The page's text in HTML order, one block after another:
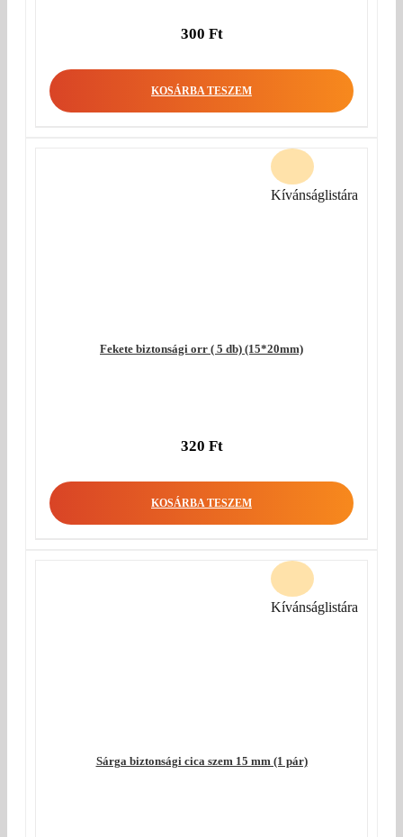
300 Ft
KOSÁRBA TESZEM
Fekete biztonsági orr ( 5 db) (15*20mm)
320 Ft
KOSÁRBA TESZEM
Kívánságlistára
Sárga biztonsági cica szem 15 mm (1 pár)
Kívánságlistára